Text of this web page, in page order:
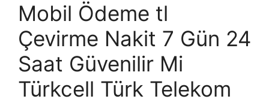
Mobil Ödeme tl
Çevirme Nakit 7 Gün 24
Saat Güvenilir Mi
Türkcell Türk Telekom